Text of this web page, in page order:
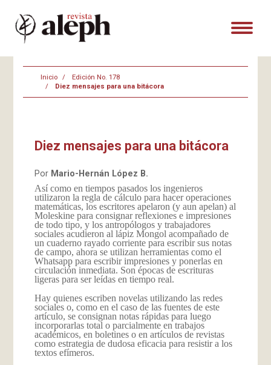
Inicio
Edición No. 178
Diez mensajes para una bitácora
Diez mensajes para una bitácora
Por Mario-Hernán López B.
Así como en tiempos pasados los ingenieros
utilizaron la regla de cálculo para hacer operaciones
matemáticas, los escritores apelaron (y aun apelan) al
Moleskine para consignar reflexiones e impresiones
de todo tipo, y los antropólogos y trabajadores
sociales acudieron al lápiz Mongol acompañado de
un cuaderno rayado corriente para escribir sus notas
de campo, ahora se utilizan herramientas como el
Whatsapp para escribir impresiones y ponerlas en
circulación inmediata. Son épocas de escrituras
ligeras para ser leídas en tiempo real.
Hay quienes escriben novelas utilizando las redes
sociales o, como en el caso de las fuentes de este
artículo, se consignan notas rápidas para luego
incorporarlas total o parcialmente en trabajos
académicos, en boletines o en artículos de revistas
como estrategia de dudosa eficacia para resistir a los
textos efímeros.